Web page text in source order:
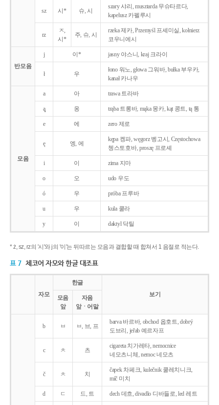
sz 시* 슈, 시
szary 샤리, musztarda 무슈타르다,
kapelusz 카펠루시
rz
ㅈ,
시*
주, 슈, 시
rzeka 제카, Przemyśl 프셰미실, kołnierz
코우니에시
반모음
j 이* jasny 야스니, kraj 크라이
ł 우
łono 워노, głowa 그워바, bułka 부우카,
kanał 카나우
모음
a 아 trawa 트라바
ą̨ 옹 trąba 트롱바, mąka 몽카, kąt 콩트, tą 통
e 에 zero 제로
ę 엥, 에
kępa 켕파, węgorz 벵고시, Częstochowa
쳉스토호바, proszę 프로셰
i 이 zima 지마
o 오 udo 우도
ó 우 próba 프루바
u 우 kula 쿨라
y 이 daktyl 닥틸
* ż, sz, rz의 '시'와 j의 '이'는 뒤따르는 모음과 결합할 때 합쳐서 1 음절로 적는다.
표 7 체코어 자모와 한글 대조표
자모
한글
보기
모음
앞
자음
앞ㆍ어말
b ㅂ ㅂ, 브, 프
barva 바르바, obchod 옵호트, dobrý
도브리, jeřab 예르자프
c ㅊ 츠
cigareta 치가레타, nemocnice
네모츠니체, nemoc 네모츠
č ㅊ 치
čapek 차페크, kulečnik 쿨레치니크,
míč 미치
d ㄷ 드, 트 dech 데흐, divadlo 디바들로, led 레트